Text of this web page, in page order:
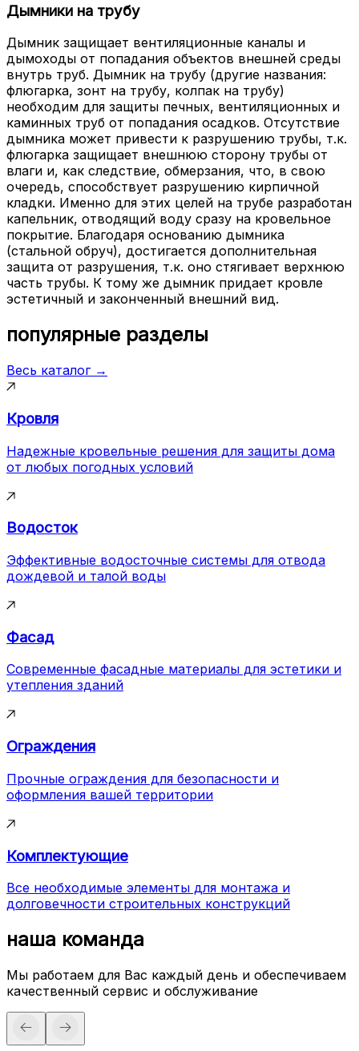
Дымники на трубу
Дымник защищает вентиляционные каналы и
дымоходы от попадания объектов внешней среды
внутрь труб. Дымник на трубу (другие названия:
флюгарка, зонт на трубу, колпак на трубу)
необходим для защиты печных, вентиляционных и
каминных труб от попадания осадков. Отсутствие
дымника может привести к разрушению трубы, т.к.
флюгарка защищает внешнюю сторону трубы от
влаги и, как следствие, обмерзания, что, в свою
очередь, способствует разрушению кирпичной
кладки. Именно для этих целей на трубе разработан
капельник, отводящий воду сразу на кровельное
покрытие. Благодаря основанию дымника
(стальной обруч), достигается дополнительная
защита от разрушения, т.к. оно стягивает верхнюю
часть трубы. К тому же дымник придает кровле
эстетичный и законченный внешний вид.
популярные разделы
Весь каталог →
Кровля
Надежные кровельные решения для защиты дома
от любых погодных условий
Водосток
Эффективные водосточные системы для отвода
дождевой и талой воды
Фасад
Современные фасадные материалы для эстетики и
утепления зданий
Ограждения
Прочные ограждения для безопасности и
оформления вашей территории
Комплектующие
Все необходимые элементы для монтажа и
долговечности строительных конструкций
наша команда
Мы работаем для Вас каждый день и обеспечиваем
качественный сервис и обслуживание